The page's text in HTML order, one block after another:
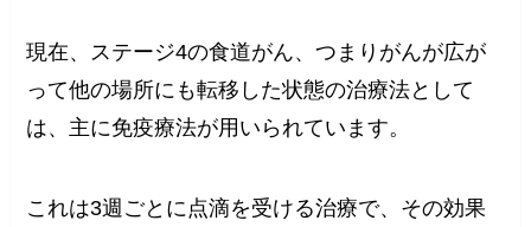
現在、ステージ4の食道がん、つまりがんが広が
って他の場所にも転移した状態の治療法として
は、主に免疫療法が用いられています。
これは3週ごとに点滴を受ける治療で、その効果